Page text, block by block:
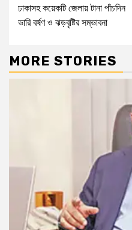
ঢাকাসহ কয়েকটি জেলায় টানা পাঁচদিন
ভারি বর্ষণ ও ঝড়বৃষ্টির সম্ভাবনা
MORE STORIES